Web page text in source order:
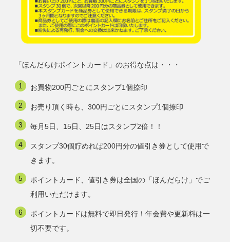
「ほんだらけポイントカード」のお得な点は・・・
お買物200円ごとにスタンプ1個捺印
お売り頂く時も、300円ごとにスタンプ1個捺印
毎月5日、15日、25日はスタンプ2倍！！
スタンプ30個貯めれば200円分の値引き券として使用で
きます。
ポイントカード、値引き券は全国の「ほんだらけ」でご
利用いただけます。
ポイントカードは無料で即日発行！年会費や更新料は一
切不要です。